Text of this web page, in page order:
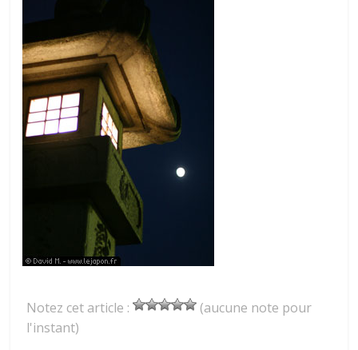
Notez cet article :
(aucune note pour
l'instant)